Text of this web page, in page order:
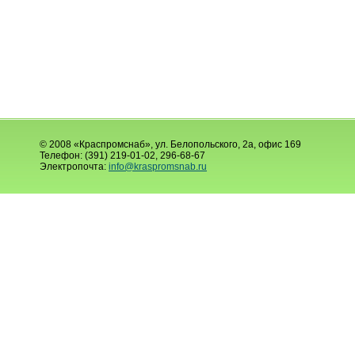
© 2008 «Краспромснаб», ул. Белопольского, 2а, офис 169
Телефон: (391) 219-01-02, 296-68-67
Электропочта: info@kraspromsnab.ru